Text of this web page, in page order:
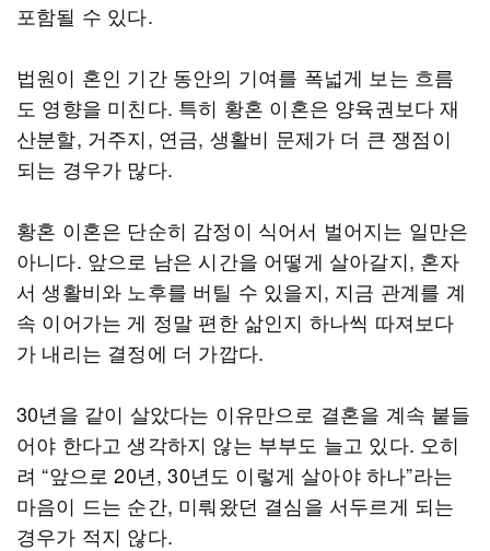
포함될 수 있다.
법원이 혼인 기간 동안의 기여를 폭넓게 보는 흐름
도 영향을 미친다. 특히 황혼 이혼은 양육권보다 재
산분할, 거주지, 연금, 생활비 문제가 더 큰 쟁점이
되는 경우가 많다.
황혼 이혼은 단순히 감정이 식어서 벌어지는 일만은
아니다. 앞으로 남은 시간을 어떻게 살아갈지, 혼자
서 생활비와 노후를 버틸 수 있을지, 지금 관계를 계
속 이어가는 게 정말 편한 삶인지 하나씩 따져보다
가 내리는 결정에 더 가깝다.
30년을 같이 살았다는 이유만으로 결혼을 계속 붙들
어야 한다고 생각하지 않는 부부도 늘고 있다. 오히
려 “앞으로 20년, 30년도 이렇게 살아야 하나”라는
마음이 드는 순간, 미뤄왔던 결심을 서두르게 되는
경우가 적지 않다.